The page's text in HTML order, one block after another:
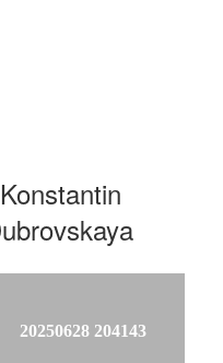
20250628 204143